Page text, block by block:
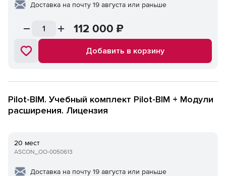
Доставка на почту 19 августа или раньше
112 000 ₽
Добавить в корзину
Pilot-BIM. Учебный комплект Pilot-BIM + Модули
расширения. Лицензия
20 мест
ASCON_ОО-0050613
Доставка на почту 19 августа или раньше